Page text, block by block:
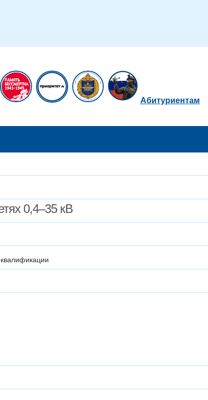
Абитуриентам
0,4–35 кВ